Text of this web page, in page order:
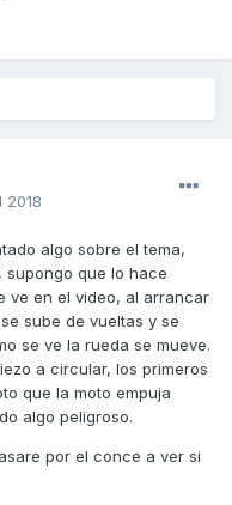
2018
algo sobre el tema,
supongo que lo hace
ve en el video, al arrancar
sube de vueltas y se
se ve la rueda se mueve.
a circular, los primeros
que la moto empuja
algo peligroso.
por el conce a ver si